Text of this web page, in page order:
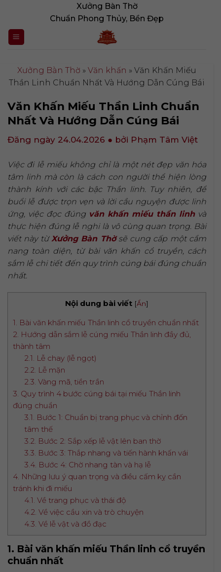
nội
dung
Xưởng Bàn Thờ
Chuẩn Phong Thủy, Bền Đẹp
Xưởng Bàn Thờ » Văn khấn » Văn Khấn Miếu
Thần Linh Chuẩn Nhất Và Hướng Dẫn Cúng Bái
Văn Khấn Miếu Thần Linh Chuẩn
Nhất Và Hướng Dẫn Cúng Bái
Đăng ngày 24.04.2026 ● bởi Phạm Tâm Việt
Việc đi lễ miếu không chỉ là một nét đẹp văn hóa
tâm linh mà còn là cách con người thể hiện lòng
thành kính với các bậc Thần linh. Tuy nhiên, để
buổi lễ được trọn vẹn và lời cầu nguyện được linh
ứng, việc đọc đúng văn khấn miếu thần linhvà
thực hiện đúng lễ nghi là vô cùng quan trọng. Bài
viết này từXưởng Bàn Thờsẽ cung cấp một cẩm
nang toàn diện, từ bài văn khấn cổ truyền, cách
sắm lễ chi tiết đến quy trình cúng bái đúng chuẩn
nhất.
Nội dung bài viết [Ẩn]
1. Bài văn khấn miếu Thần linh cổ truyền chuẩn nhất
2. Hướng dẫn sắm lễ cúng miếu Thần linh đầy đủ,
thành tâm
2.1. Lễ chay (lễ ngọt)
2.2. Lễ mặn
2.3. Vàng mã, tiền trần
3. Quy trình 4 bước cúng bái tại miếu Thần linh
đúng chuẩn
3.1. Bước 1: Chuẩn bị trang phục và chỉnh đốn
tâm thế
3.2. Bước 2: Sắp xếp lễ vật lên ban thờ
3.3. Bước 3: Thắp nhang và tiến hành khấn vái
3.4. Bước 4: Chờ nhang tàn và hạ lễ
4. Những lưu ý quan trọng và điều cấm kỵ cần
tránh khi đi miếu
4.1. Về trang phục và thái độ
4.2. Về việc cầu xin và trò chuyện
4.3. Về lễ vật và đồ đạc
1. Bài văn khấn miếu Thần linh cổ truyền
chuẩn nhất